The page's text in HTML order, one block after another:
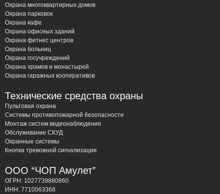
пламени, ручные извещатели.
Системы оповещения и управления эвакуацией
(СОУЭ): Обеспечивают своевременное
информирование людей о пожаре и направляют их
к безопасным выходам. Включают в себя звуковое
и световое оповещение, речевые сообщения,
указатели эвакуационных путей.
Эффективно подавляют очаг возгорания на
начальной стадии, предотвращая его
распространение. Мы предлагаем различные типы
систем пожаротушения: водяные, пенные, газовые,
порошковые.
распространению огня и дыма, обеспечивая
безопасную эвакуацию людей.
Охрана многоквартирных домов
Охрана парковок
Охрана кафе
Охрана офисных зданий
Охрана фитнес центров
Охрана больниц
Охрана госучреждений
Охрана храмов и монастырей
Охрана гаражных кооперативов
Технические средства охраны
Пультовая охрана
Системы противопожарной безопасности
Монтаж систем видеонаблюдения
Обслуживание СКУД
Охранные системы
Кнопка тревожной сигнализации
ООО “ЧОП Амулет”
ОГРН: 1027739880860
ИНН: 7710063368